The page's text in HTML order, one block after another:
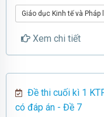
Giáo dục Kinh tế và Pháp
Xem chi tiết
Đề thi cuối kì 1
có đáp án - Đề 7